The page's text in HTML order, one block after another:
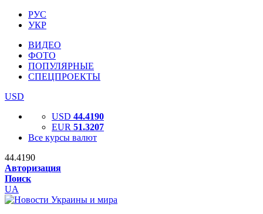
РУС
УКР
ВИДЕО
ФОТО
ПОПУЛЯРНЫЕ
СПЕЦПРОЕКТЫ
USD
USD 44.4190
EUR 51.3207
Все курсы валют
44.4190
Авторизация
Поиск
UA